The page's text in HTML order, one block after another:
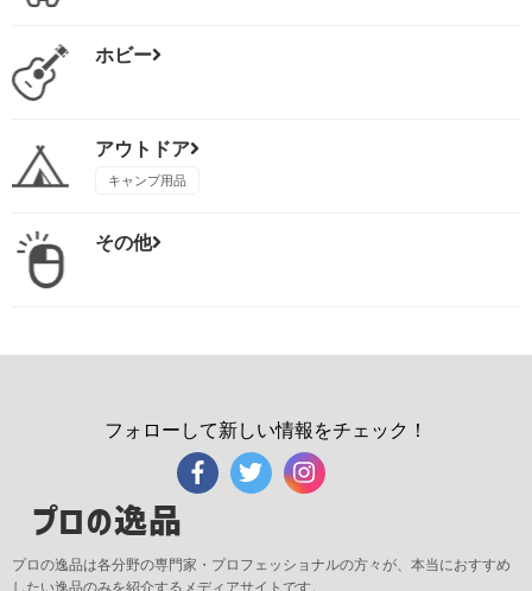
ホビー
アウトドア
キャンプ用品
その他
フォローして新しい情報をチェック！
プロの逸品
プロの逸品は各分野の専門家・プロフェッショナルの方々が、本当におすすめ